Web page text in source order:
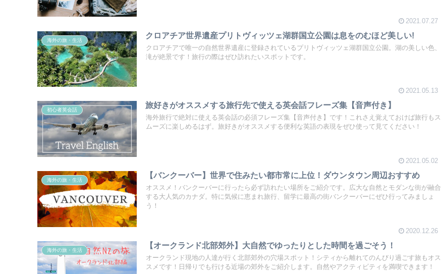
2021.07.27
海外の旅・生活
クロアチア世界遺産プリトヴィッツェ湖群国立公園は息をのむほど美しい!
クロアチアで唯一の自然世界遺産に登録されているプリトヴィッツェ湖群国立公園。湖の美しい色、
滝が絶景です！旅行の際はぜひ訪れたいスポットです。
2021.05.13
初心者英会話
旅好きがオススメする旅行先で使える英会話フレーズ集【音声付き】
海外旅行で絶対に使える英会話の必須フレーズ集【音声付き】です！これさえ覚えておけば旅行もス
ムーズに楽しめるはず。旅好きがオススメする便利な英語の表現をぜひ使って見てください！
2021.05.02
海外の旅・生活
【バンクーバー】世界で住みたい都市常に上位！ダウンタウン周辺おすすめ
オススメ！バンクーバーに行ったら必ず訪れたい場所をご紹介です。広大な自然とモダンな街が融合
する大人気のカナダ。特に気候に恵まれ旅行、留学に最高の街バンクーバーにぜひ行ってみましょ
う！
2020.12.26
海外の旅・生活
【オークランド北部郊外】大自然でゆったりとした時間を過ごそう！
オークランド現地の人達が行く北部郊外の穴場スポット！シティから離れてのんびり過ごす旅もオス
スメです！日帰りでも行ける近場の郊外をご紹介します。自然やアクティビティを満喫できます！